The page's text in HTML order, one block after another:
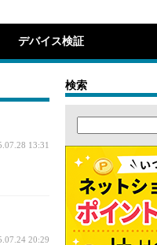
デバイス検証
13:31
20:29
検索